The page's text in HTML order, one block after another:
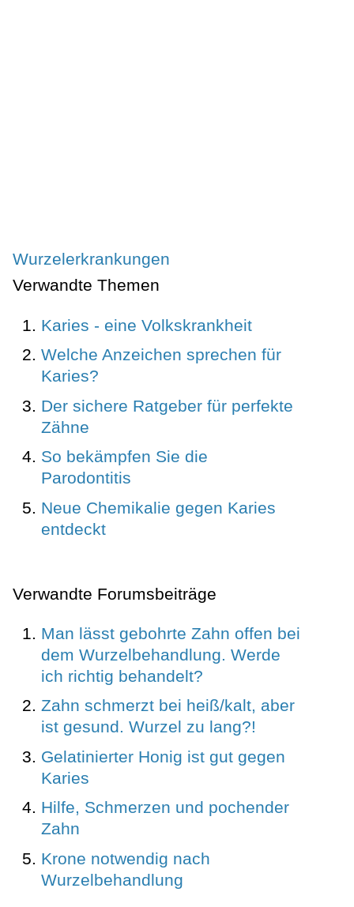
Wurzelerkrankungen
Verwandte Themen
Karies - eine Volkskrankheit
Welche Anzeichen sprechen für
Karies?
Der sichere Ratgeber für perfekte
Zähne
So bekämpfen Sie die
Parodontitis
Neue Chemikalie gegen Karies
entdeckt
Verwandte Forumsbeiträge
Man lässt gebohrte Zahn offen bei
dem Wurzelbehandlung. Werde
ich richtig behandelt?
Zahn schmerzt bei heiß/kalt, aber
ist gesund. Wurzel zu lang?!
Gelatinierter Honig ist gut gegen
Karies
Hilfe, Schmerzen und pochender
Zahn
Krone notwendig nach
Wurzelbehandlung